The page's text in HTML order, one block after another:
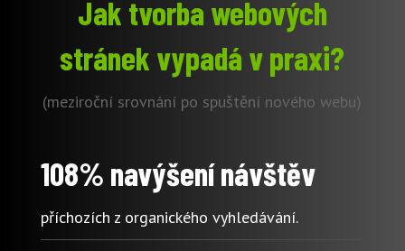
Jak tvorba webových
stránek vypadá v praxi?
(meziroční srovnání po spuštění nového webu)
108% navýšení návštěv
příchozích z organického vyhledávání.